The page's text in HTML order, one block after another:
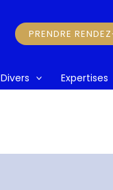
PRENDRE
Divers Expertises